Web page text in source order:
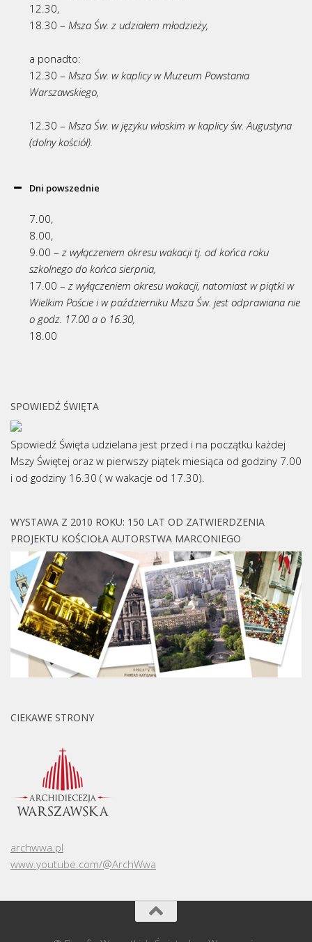
12.30,
18.30 – Msza Św. z udziałem młodzieży,
a ponadto:
12.30 – Msza Św. w kaplicy w Muzeum Powstania
Warszawskiego,
12.30 – Msza Św. w języku włoskim w kaplicy św. Augustyna
(dolny kościół).
Dni powszednie
7.00,
8.00,
9.00 – z wyłączeniem okresu wakacji tj. od końca roku
szkolnego do końca sierpnia,
17.00 – z wyłączeniem okresu wakacji, natomiast w piątki w
Wielkim Poście i w październiku Msza Św. jest odprawiana nie
o godz. 17.00 a o 16.30,
18.00
SPOWIEDŹ ŚWIĘTA
Spowiedź Święta udzielana jest przed i na początku każdej
Mszy Świętej oraz w pierwszy piątek miesiąca od godziny 7.00
i od godziny 16.30 ( w wakacje od 17.30).
WYSTAWA Z 2010 ROKU: 150 LAT OD ZATWIERDZENIA
PROJEKTU KOŚCIOŁA AUTORSTWA MARCONIEGO
CIEKAWE STRONY
archwwa.pl
www.youtube.com/@ArchWwa